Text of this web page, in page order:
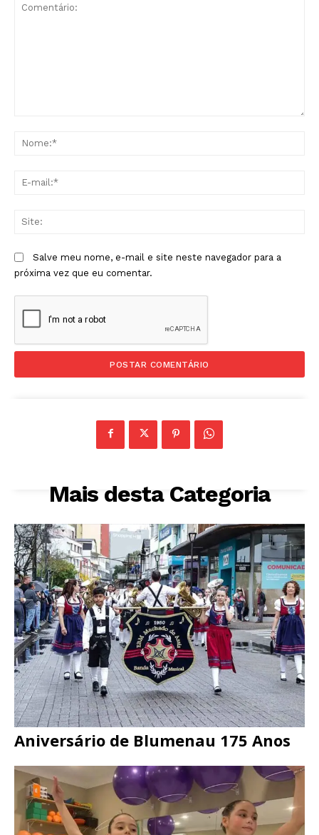
Salve meu nome, e-mail e site neste navegador para a
próxima vez que eu comentar.
Mais desta Categoria
Aniversário de Blumenau 175 Anos